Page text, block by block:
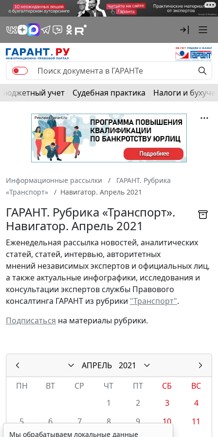
Бюджетный учет Судебная практика Налоги и
Информационные рассылки
ГАРАНТ. Рубрика
«Транспорт»
Навигатор. Апрель 2021
ГАРАНТ. Рубрика «Транспорт».
Навигатор. Апрель 2021
Еженедельная рассылка новостей, аналитических
статей, статей, интервью, авторитетных
мнений независимых экспертов и официальных лиц,
а также актуальные инфографики, исследования и
консультации экспертов службы Правового
консалтинга ГАРАНТ из рубрики "Транспорт".
Подписаться на материалы рубрики.
АПРЕЛЬ
2021
ПН
ВТ СР ЧТ ПТ СБ
ВС
1
2 3
4
5
6 7 8 9 10
11
Мы обрабатываем локальные данные